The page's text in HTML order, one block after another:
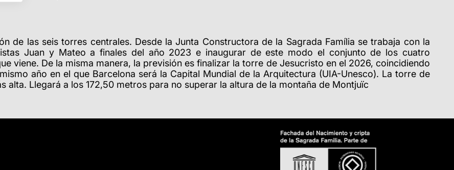
de las seis torres centrales. Desde la Junta Constructora de la Sagrada Família se trabaja con la
Juan y Mateo a finales del año 2023 e inaugurar de este modo el conjunto de los cuatro
viene. De la misma manera, la previsión es finalizar la torre de Jesucristo en el 2026, coincidiendo
año en el que Barcelona será la Capital Mundial de la Arquitectura (UIA-Unesco). La torre de
Llegará a los 172,50 metros para no superar la altura de la montaña de Montjuïc